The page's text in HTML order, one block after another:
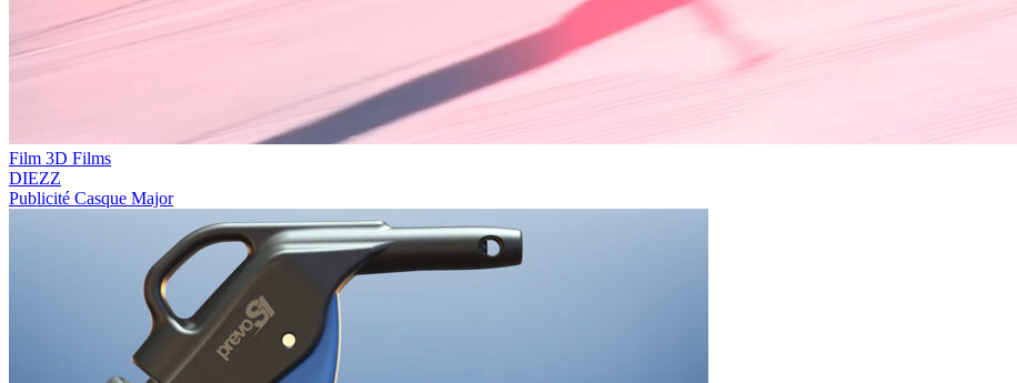
Film 3D Films
DIEZZ
Publicité Casque Major